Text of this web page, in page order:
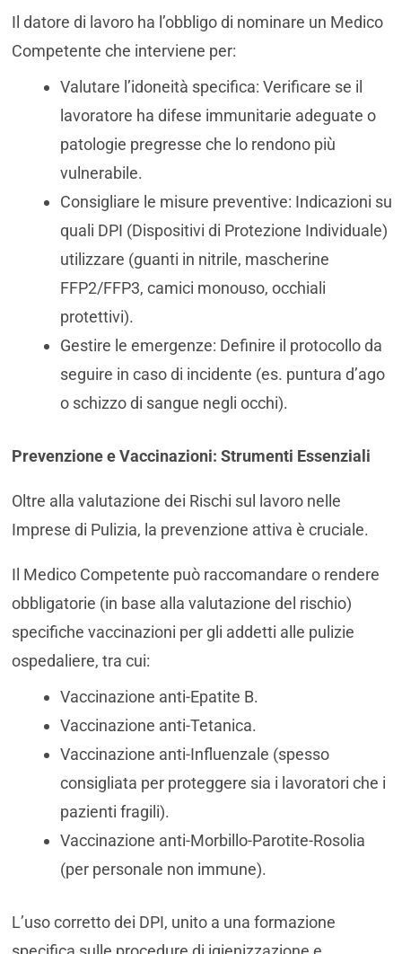
Il datore di lavoro ha l’obbligo di nominare un Medico
Competente che interviene per:
Valutare l’idoneità specifica: Verificare se il
lavoratore ha difese immunitarie adeguate o
patologie pregresse che lo rendono più
vulnerabile.
Consigliare le misure preventive: Indicazioni su
quali DPI (Dispositivi di Protezione Individuale)
utilizzare (guanti in nitrile, mascherine
FFP2/FFP3, camici monouso, occhiali
protettivi).
Gestire le emergenze: Definire il protocollo da
seguire in caso di incidente (es. puntura d’ago
o schizzo di sangue negli occhi).
Prevenzione e Vaccinazioni: Strumenti Essenziali
Oltre alla valutazione dei Rischi sul lavoro nelle
Imprese di Pulizia, la prevenzione attiva è cruciale.
Il Medico Competente può raccomandare o rendere
obbligatorie (in base alla valutazione del rischio)
specifiche vaccinazioni per gli addetti alle pulizie
ospedaliere, tra cui:
Vaccinazione anti-Epatite B.
Vaccinazione anti-Tetanica.
Vaccinazione anti-Influenzale (spesso
consigliata per proteggere sia i lavoratori che i
pazienti fragili).
Vaccinazione anti-Morbillo-Parotite-Rosolia
(per personale non immune).
L’uso corretto dei DPI, unito a una formazione